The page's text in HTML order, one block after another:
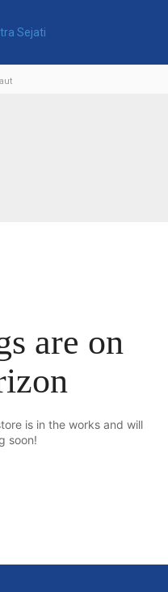
are on
is in the works and will
soon!